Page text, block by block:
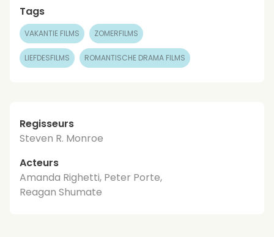
Tags
VAKANTIE FILMS ZOMERFILMS
LIEFDESFILMS ROMANTISCHE DRAMA FILMS
Regisseurs
Steven R. Monroe
Acteurs
Amanda Righetti, Peter Porte,
Reagan Shumate